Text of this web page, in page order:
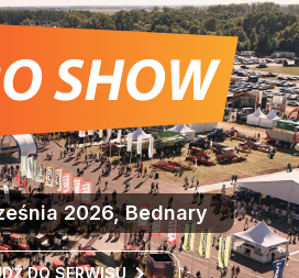
2026, Bednary
DO SERWISU